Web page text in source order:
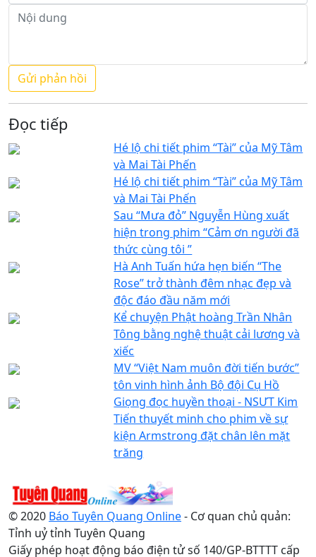
Đọc tiếp
Hé lộ chi tiết phim “Tài” của Mỹ Tâm
và Mai Tài Phến
Hé lộ chi tiết phim “Tài” của Mỹ Tâm
và Mai Tài Phến
Sau “Mưa đỏ” Nguyễn Hùng xuất
hiện trong phim “Cảm ơn người đã
thức cùng tôi ”
Hà Anh Tuấn hứa hẹn biến “The
Rose” trở thành đêm nhạc đẹp và
độc đáo đầu năm mới
Kể chuyện Phật hoàng Trần Nhân
Tông bằng nghệ thuật cải lương và
xiếc
MV “Việt Nam muôn đời tiến bước”
tôn vinh hình ảnh Bộ đội Cụ Hồ
Giọng đọc huyền thoại - NSƯT Kim
Tiến thuyết minh cho phim về sự
kiện Armstrong đặt chân lên mặt
trăng
© 2020 Báo Tuyên Quang Online- Cơ quan chủ quản:
Tỉnh uỷ tỉnh Tuyên Quang
Giấy phép hoạt động báo điện tử số 140/GP-BTTTT cấp